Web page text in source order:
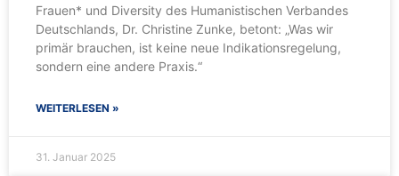
Frauen* und Diversity des Humanistischen Verbandes
Deutschlands, Dr. Christine Zunke, betont: „Was wir
primär brauchen, ist keine neue Indikationsregelung,
sondern eine andere Praxis.“
WEITERLESEN »
31. Januar 2025